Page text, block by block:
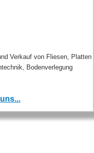
Verkauf von Fliesen, Platten
Bodenverlegung